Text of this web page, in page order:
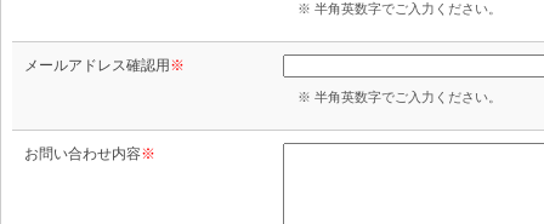
※ 半角英数字でご入力ください。
メールアドレス確認用 ※
※ 半角英数字でご入力ください。
お問い合わせ内容※